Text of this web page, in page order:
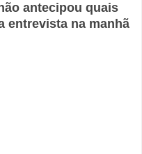
antecipou quais
entrevista na manhã